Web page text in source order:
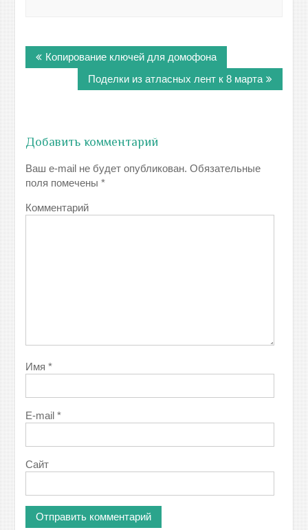
по Копирование ключей для домофона
Поделки из атласных лент к 8 марта
Добавить комментарий
Ваш e-mail не будет опубликован. Обязательные
поля помечены*
Комментарий
Имя*
E-mail*
Сайт